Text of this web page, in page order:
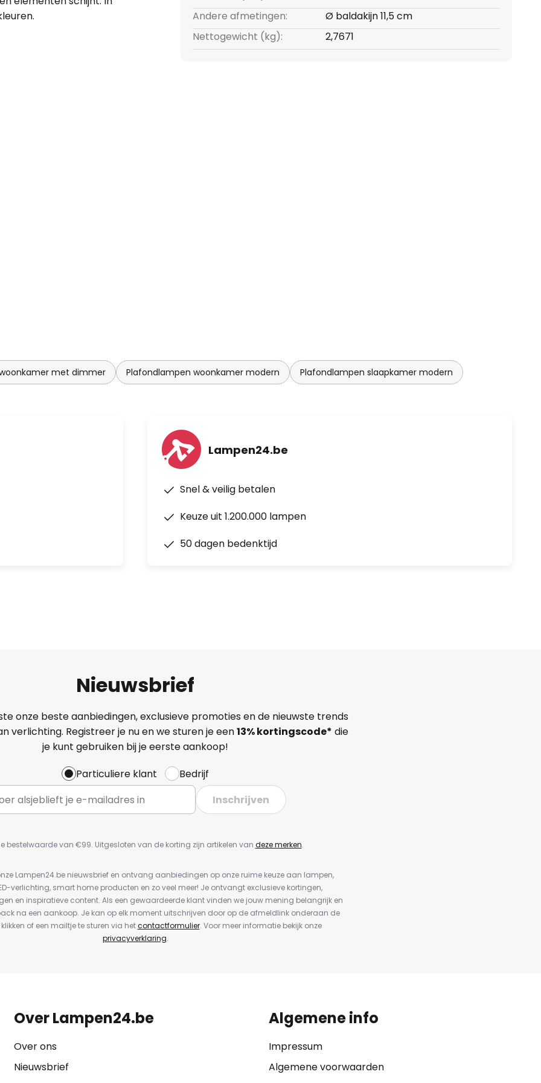
Andere afmetingen:
Ø baldakijn 11,5 cm
Nettogewicht (kg):
2,7671
met dimmer Plafondlampen woonkamer modern Plafondlampen slaapkamer modern
Lampen24.be
Snel & veilig betalen
Keuze uit 1.200.000 lampen
50 dagen bedenktijd
Nieuwsbrief
onze beste aanbiedingen, exclusieve promoties en de nieuwste trends
verlichting. Registreer je nu en we sturen je een13%kortingscode* die
je kunt gebruiken bij je eerste aankoop!
Particuliere klant
Bedrijf
Inschrijven
bestelwaarde van €99. Uitgesloten van de korting zijn artikelen van deze merken.
Lampen24.be nieuwsbrief en ontvang aanbiedingen op onze ruime keuze aan lampen,
verlichting, smart home producten en zo veel meer! Je ontvangt exclusieve kortingen,
en inspiratieve content. Als een gewaardeerde klant vinden we jouw mening belangrijk en
na een aankoop. Je kan op elk moment uitschrijven door op de afmeldlink onderaan de
of een mailtje te sturen via hetcontactformulier. Voor meer informatie bekijk onze
privacyverklaring.
Over Lampen24.be
Over ons
Nieuwsbrief
Algemene info
Impressum
Algemene voorwaarden